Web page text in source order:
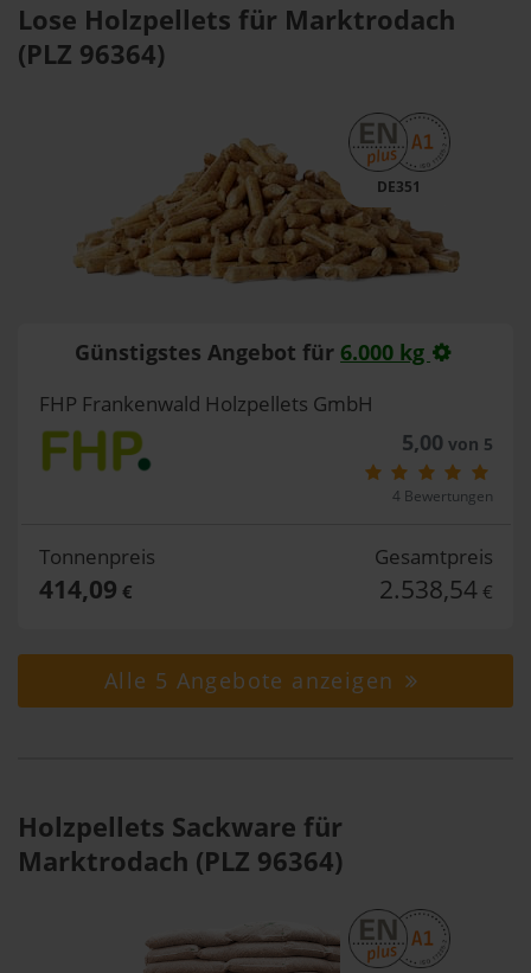
Lose Holzpellets für Marktrodach
(PLZ 96364)
DE351
Günstigstes Angebot für 6.000 kg
FHP Frankenwald Holzpellets GmbH
5,00 von 5
4 Bewertungen
Tonnenpreis
414,09 €
Gesamtpreis
2.538,54 €
Alle 5 Angebote anzeigen
Holzpellets Sackware für
Marktrodach (PLZ 96364)